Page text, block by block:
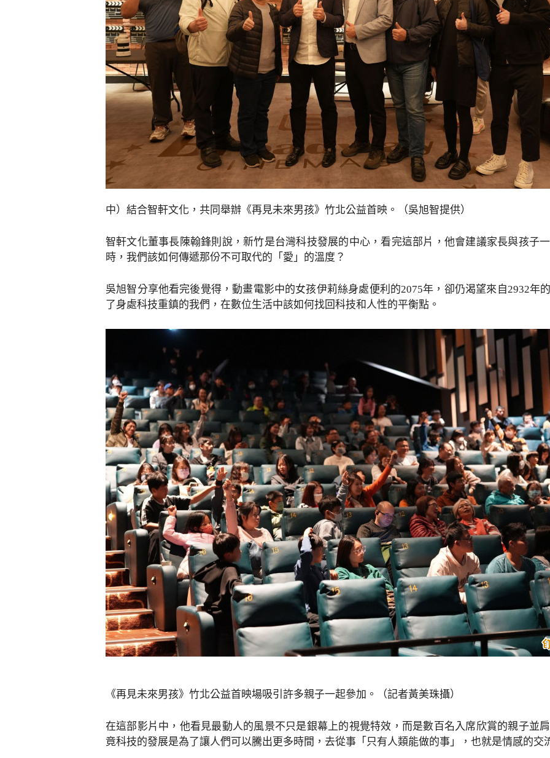
中）結合智軒文化，共同舉辦《再見未來男孩》竹北公益首映。（吳旭智提供）
智軒文化董事長陳翰鋒則說，新竹是台灣科技發展的中心，看完這部片，他會建議家長與孩子
時，我們該如何傳遞那份不可取代的「愛」的溫度？
吳旭智分享他看完後覺得，動畫電影中的女孩伊莉絲身處便利的2075年，卻仍渴望來自2932年
了身處科技重鎮的我們，在數位生活中該如何找回科技和人性的平衡點。
《再見未來男孩》竹北公益首映場吸引許多親子一起參加。（記者黃美珠攝）
在這部影片中，他看見最動人的風景不只是銀幕上的視覺特效，而是數百名入席欣賞的親子並
竟科技的發展是為了讓人們可以騰出更多時間，去從事「只有人類能做的事」，也就是情感的交